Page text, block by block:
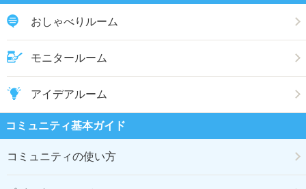
おしゃべりルーム
モニタールーム
アイデアルーム
コミュニティ基本ガイド
コミュニティの使い方